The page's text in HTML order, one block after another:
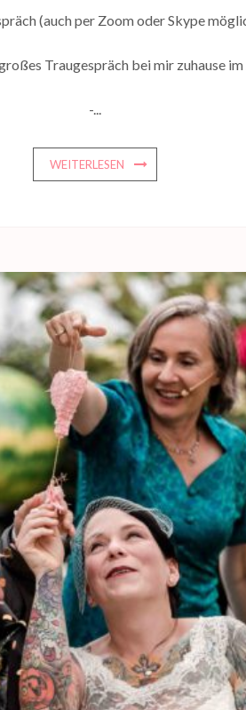
(auch per Zoom oder Skype
Traugespräch bei mir zuhause
-...
WEITERLESEN